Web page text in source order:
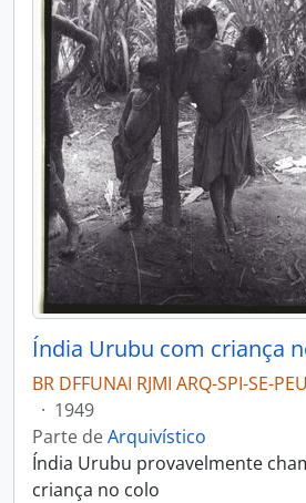
Índia Urubu com criança
BR DFFUNAI RJMI ARQ-SPI-SE-
· 1949
Parte deArquivístico
Índia Urubu provavelmente
criança no colo